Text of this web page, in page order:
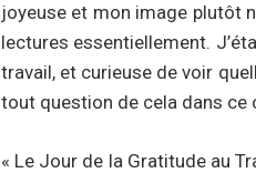
joyeuse et mon image plutôt
lectures essentiellement.
travail, et curieuse de voir
tout question de cela dans ce
« Le Jour de la Gratitude au